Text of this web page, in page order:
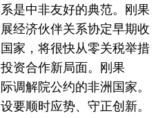
中非友好的典范。刚果
经济伙伴关系协定早期收
家，将很快从零关税举措
资合作新局面。刚果
调解院公约的非洲国家。
要顺时应势、守正创新。